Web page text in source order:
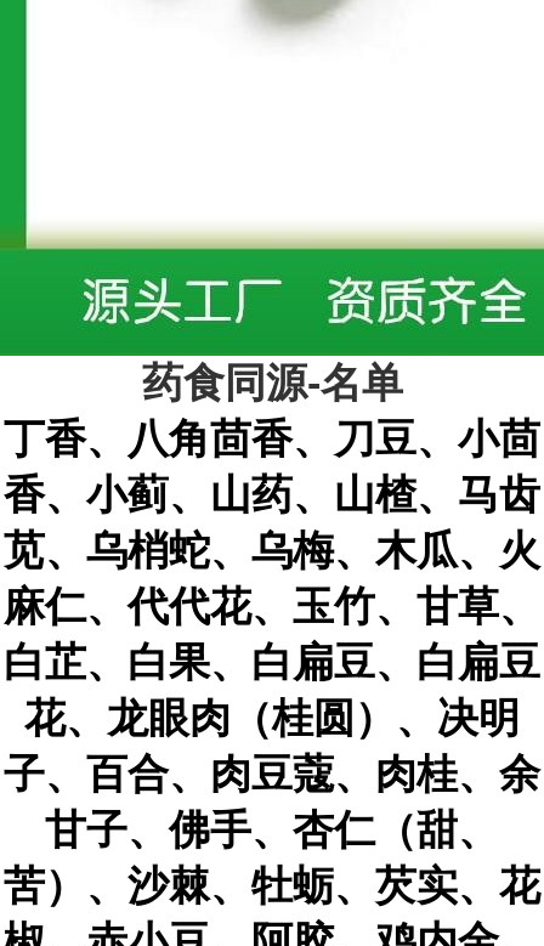
药食同源-名单
丁香、八角茴香、刀豆、小茴
香、小蓟、山药、山楂、马齿
苋、乌梢蛇、乌梅、木瓜、火
麻仁、代代花、玉竹、甘草、
白芷、白果、白扁豆、白扁豆
花、龙眼肉（桂圆）、决明
子、百合、肉豆蔻、肉桂、余
甘子、佛手、杏仁（甜、
苦）、沙棘、牡蛎、芡实、花